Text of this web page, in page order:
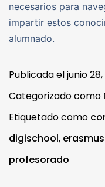
necesarios para
impartir estos
alumnado.
Publicada eljunio
Categorizado como
Etiquetado como
digischool,
profesorado